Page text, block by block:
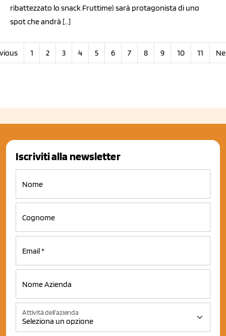
ribattezzato lo snack Fruttime) sarà protagonista di uno
spot che andrà […]
1 2 3 4 5 6 7 8 9 10 11
Iscriviti alla newsletter
Attività dell'azienda